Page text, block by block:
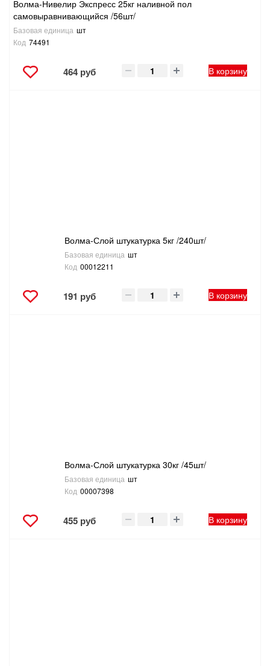
Волма-Нивелир Экспресс 25кг наливной пол
самовыравнивающийся /56шт/
Базовая единица шт
Код 74491
464 руб В корзину
Волма-Слой штукатурка 5кг /240шт/
Базовая единица шт
Код 00012211
191 руб В корзину
Волма-Слой штукатурка 30кг /45шт/
Базовая единица шт
Код 00007398
455 руб В корзину